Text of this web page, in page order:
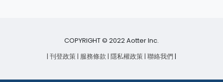
COPYRIGHT © 2022 Aotter Inc.
| 刊登政策| 服務條款 | 隱私權政策| 聯絡我們 |